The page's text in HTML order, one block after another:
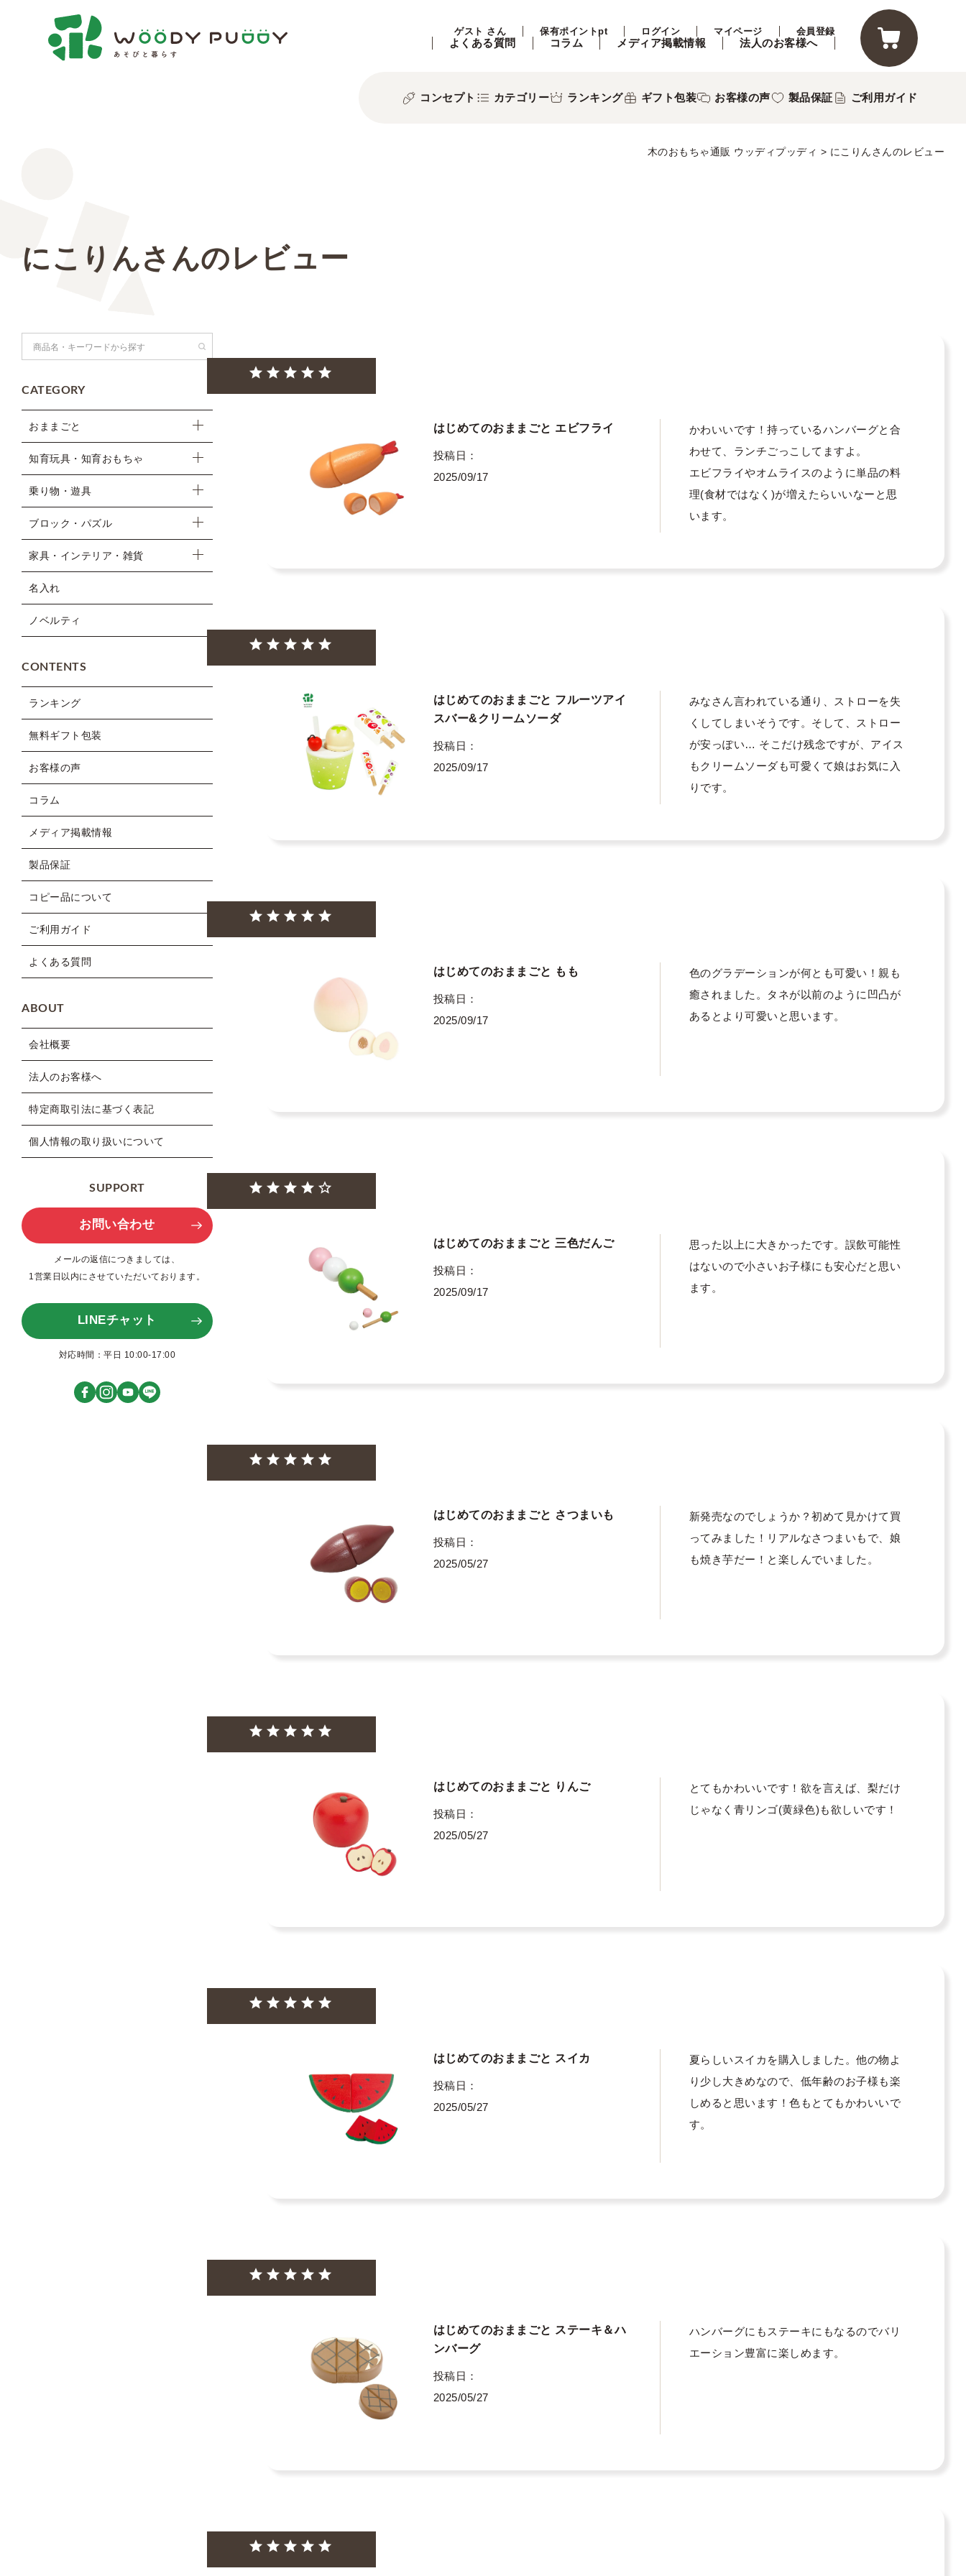
ゲスト さん 保有ポイントpt ログイン マイページ 会員登録
よくある質問 コラム メディア掲載情報 法人のお客様へ
コンセプト カテゴリー ランキング ギフト包装 お客様の声 製品保証 ご利用ガイド
木のおもちゃ通販 ウッディプッディ にこりんさんのレビュー
にこりんさんのレビュー
CATEGORY
おままごと
知育玩具・知育おもちゃ
乗り物・遊具
ブロック・パズル
家具・インテリア・雑貨
名入れ
ノベルティ
CONTENTS
ランキング
無料ギフト包装
お客様の声
コラム
メディア掲載情報
製品保証
コピー品について
ご利用ガイド
よくある質問
ABOUT
会社概要
法人のお客様へ
特定商取引法に基づく表記
個人情報の取り扱いについて
SUPPORT
お問い合わせ
メールの返信につきましては、
1営業日以内にさせていただいております。
LINEチャット
対応時間：平日 10:00-17:00
はじめてのおままごと エビフライ
投稿日
2025/09/17
かわいいです！持っているハンバーグと合
わせて、ランチごっこしてますよ。
エビフライやオムライスのように単品の料
理(食材ではなく)が増えたらいいなーと思
います。
はじめてのおままごと フルーツアイ
スバー&クリームソーダ
投稿日
2025/09/17
みなさん言われている通り、ストローを失
くしてしまいそうです。そして、ストロー
が安っぽい… そこだけ残念ですが、アイス
もクリームソーダも可愛くて娘はお気に入
りです。
はじめてのおままごと もも
投稿日
2025/09/17
色のグラデーションが何とも可愛い！親も
癒されました。タネが以前のように凹凸が
あるとより可愛いと思います。
はじめてのおままごと 三色だんご
投稿日
2025/09/17
思った以上に大きかったです。誤飲可能性
はないので小さいお子様にも安心だと思い
ます。
はじめてのおままごと さつまいも
投稿日
2025/05/27
新発売なのでしょうか？初めて見かけて買
ってみました！リアルなさつまいもで、娘
も焼き芋だー！と楽しんでいました。
はじめてのおままごと りんご
投稿日
2025/05/27
とてもかわいいです！欲を言えば、梨だけ
じゃなく青リンゴ(黄緑色)も欲しいです！
はじめてのおままごと スイカ
投稿日
2025/05/27
夏らしいスイカを購入しました。他の物よ
り少し大きめなので、低年齢のお子様も楽
しめると思います！色もとてもかわいいで
す。
はじめてのおままごと ステーキ＆ハ
ンバーグ
投稿日
2025/05/27
ハンバーグにもステーキにもなるのでバリ
エーション豊富に楽しめます。